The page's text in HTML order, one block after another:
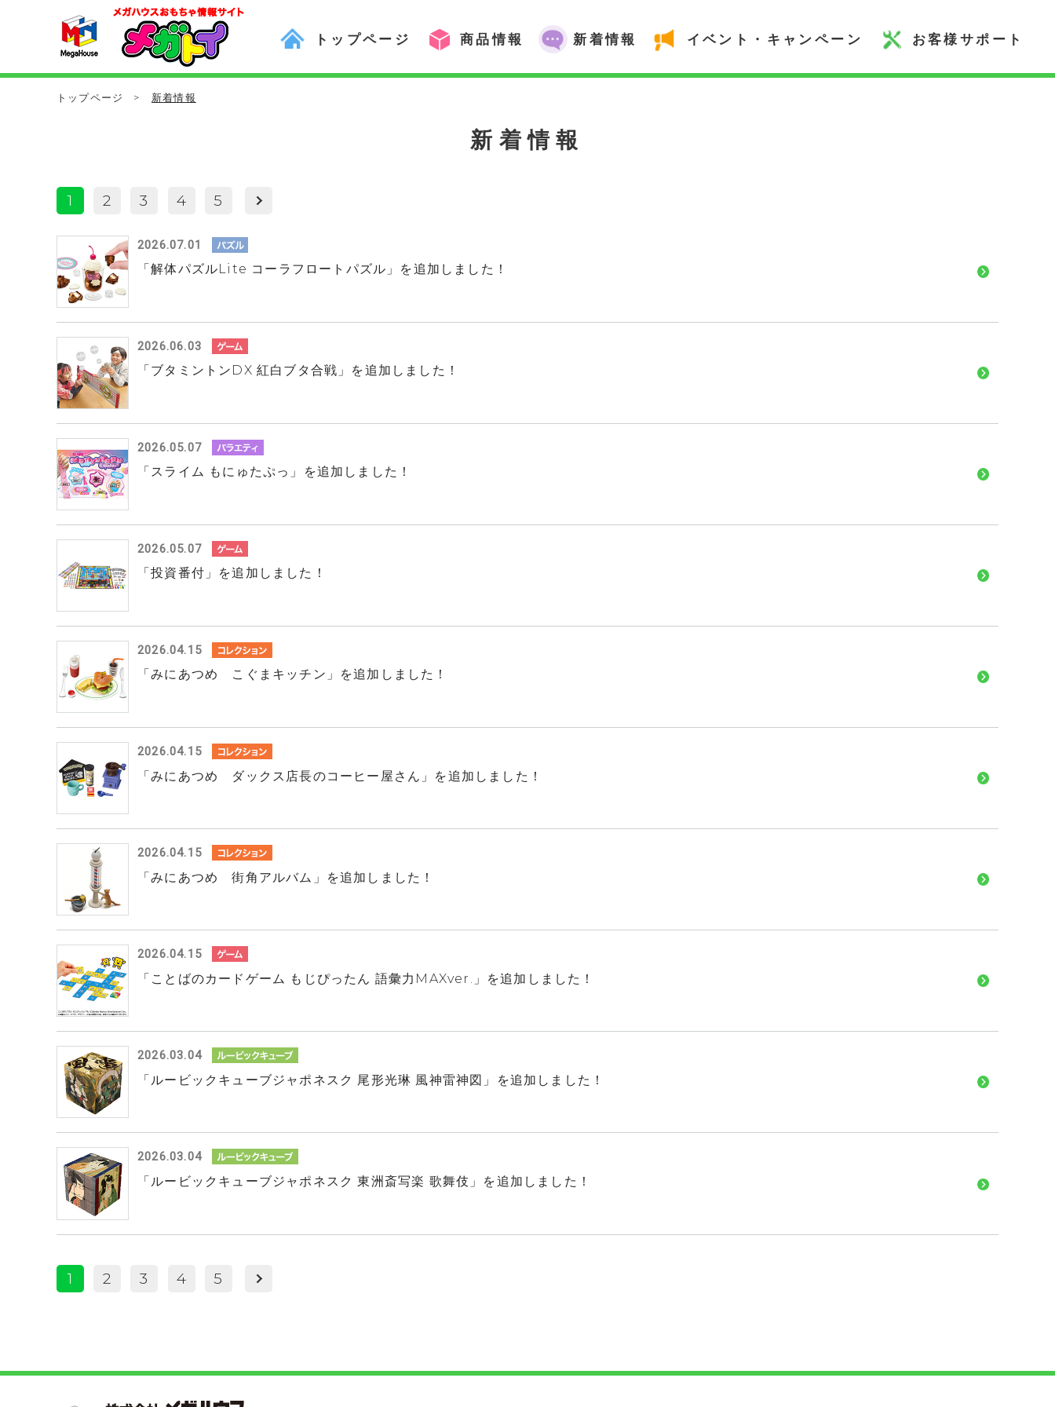
トップページ 商品情報 新着情報 イベント・キャンペーン お客様サポート
トップページ > 新着情報
新着情報
1 2 3 4 5
2026.07.01
「解体パズルLite コーラフロートパズル」を追加しました！
2026.06.03
「ブタミントンDX 紅白ブタ合戦」を追加しました！
2026.05.07
「スライム もにゅたぷっ」を追加しました！
2026.05.07
「投資番付」を追加しました！
2026.04.15
「みにあつめ こぐまキッチン」を追加しました！
2026.04.15
「みにあつめ ダックス店長のコーヒー屋さん」を追加しました！
2026.04.15
「みにあつめ 街角アルバム」を追加しました！
2026.04.15
「ことばのカードゲーム もじぴったん 語彙力MAXver.」を追加しました！
2026.03.04
「ルービックキューブジャポネスク 尾形光琳 風神雷神図」を追加しました！
2026.03.04
「ルービックキューブジャポネスク 東洲斎写楽 歌舞伎」を追加しました！
1 2 3 4 5